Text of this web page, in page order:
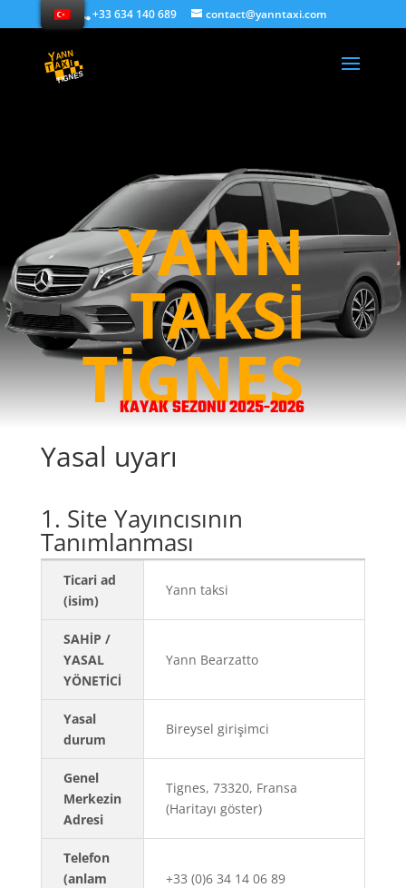
+33 634 140 689 contact@yanntaxi.com
YANN
TAKSI
TIGNES
KAYAK SEZONU 2025-2026
Yasal uyarı
1. Site Yayıncısının
Tanımlanması
Ticari ad
(isim)
Yann taksi
SAHİP /
YASAL
YÖNETİCİ
Yann Bearzatto
Yasal
durum
Bireysel girişimci
Genel
Merkezin
Adresi
Tignes, 73320, Fransa
(Haritayı göster)
Telefon
(anlam
+33 (0)6 34 14 06 89